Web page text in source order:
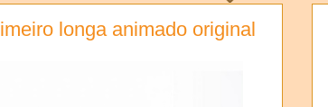
longa animado original